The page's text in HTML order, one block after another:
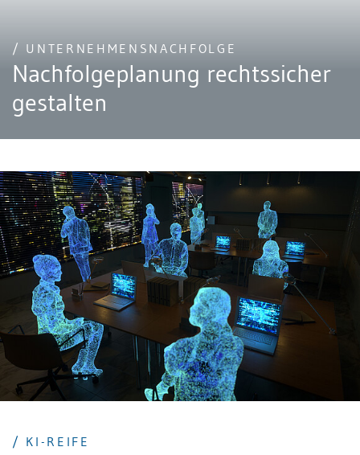
/ UNTERNEHMENSNACHFOLGE
Nachfolgeplanung rechtssicher
gestalten
/ KI-REIFE